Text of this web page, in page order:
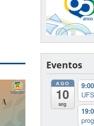
Eventos
AGO
10
seg
9:00